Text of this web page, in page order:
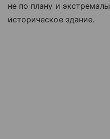
не по плану и экстремалы
историческое здание.